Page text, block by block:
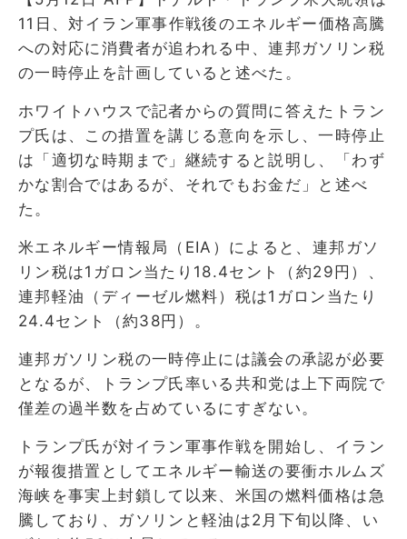
11日、対イラン軍事作戦後のエネルギー価格高騰
への対応に消費者が追われる中、連邦ガソリン税
の一時停止を計画していると述べた。
ホワイトハウスで記者からの質問に答えたトラン
プ氏は、この措置を講じる意向を示し、一時停止
は「適切な時期まで」継続すると説明し、「わず
かな割合ではあるが、それでもお金だ」と述べ
た。
米エネルギー情報局（EIA）によると、連邦ガソ
リン税は1ガロン当たり18.4セント（約29円）、
連邦軽油（ディーゼル燃料）税は1ガロン当たり
24.4セント（約38円）。
連邦ガソリン税の一時停止には議会の承認が必要
となるが、トランプ氏率いる共和党は上下両院で
僅差の過半数を占めているにすぎない。
トランプ氏が対イラン軍事作戦を開始し、イラン
が報復措置としてエネルギー輸送の要衝ホルムズ
海峡を事実上封鎖して以来、米国の燃料価格は急
騰しており、ガソリンと軽油は2月下旬以降、い